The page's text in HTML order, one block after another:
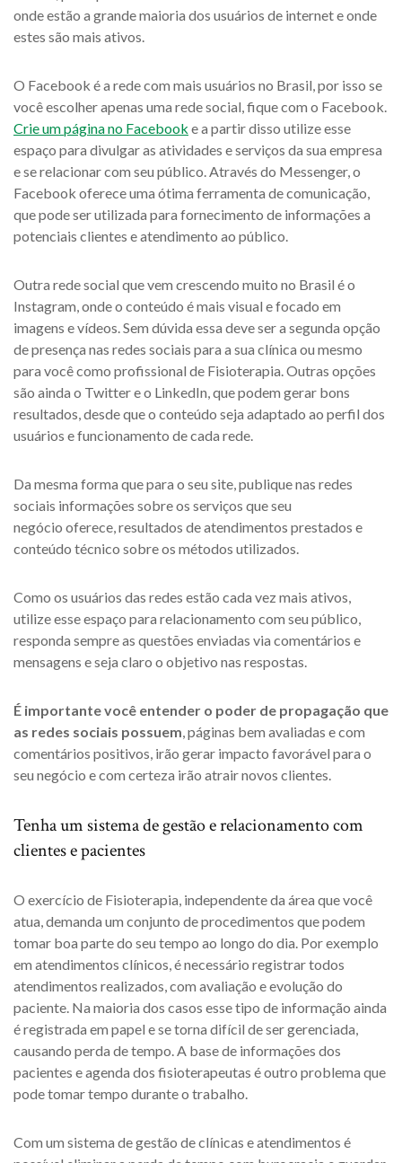
onde estão a grande maioria dos usuários de internet e onde
estes são mais ativos.
O Facebook é a rede com mais usuários no Brasil, por isso se
você escolher apenas uma rede social, fique com o Facebook.
Crie um página no Facebook e a partir disso utilize esse
espaço para divulgar as atividades e serviços da sua empresa
e se relacionar com seu público. Através do Messenger, o
Facebook oferece uma ótima ferramenta de comunicação,
que pode ser utilizada para fornecimento de informações a
potenciais clientes e atendimento ao público.
Outra rede social que vem crescendo muito no Brasil é o
Instagram, onde o conteúdo é mais visual e focado em
imagens e vídeos. Sem dúvida essa deve ser a segunda opção
de presença nas redes sociais para a sua clínica ou mesmo
para você como profissional de Fisioterapia. Outras opções
são ainda o Twitter e o LinkedIn, que podem gerar bons
resultados, desde que o conteúdo seja adaptado ao perfil dos
usuários e funcionamento de cada rede.
Da mesma forma que para o seu site, publique nas redes
sociais informações sobre os serviços que seu
negócio oferece, resultados de atendimentos prestados e
conteúdo técnico sobre os métodos utilizados.
Como os usuários das redes estão cada vez mais ativos,
utilize esse espaço para relacionamento com seu público,
responda sempre as questões enviadas via comentários e
mensagens e seja claro o objetivo nas respostas.
É importante você entender o poder de propagação que
as redes sociais possuem, páginas bem avaliadas e com
comentários positivos, irão gerar impacto favorável para o
seu negócio e com certeza irão atrair novos clientes.
Tenha um sistema de gestão e relacionamento com
clientes e pacientes
O exercício de Fisioterapia, independente da área que você
atua, demanda um conjunto de procedimentos que podem
tomar boa parte do seu tempo ao longo do dia. Por exemplo
em atendimentos clínicos, é necessário registrar todos
atendimentos realizados, com avaliação e evolução do
paciente. Na maioria dos casos esse tipo de informação ainda
é registrada em papel e se torna difícil de ser gerenciada,
causando perda de tempo. A base de informações dos
pacientes e agenda dos fisioterapeutas é outro problema que
pode tomar tempo durante o trabalho.
Com um sistema de gestão de clínicas e atendimentos é